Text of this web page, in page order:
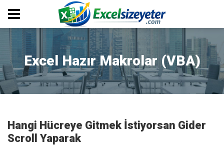
Excel Hazır Makrolar (VBA)
Hangi Hücreye Gitmek İstiyorsan Gider
Scroll Yaparak